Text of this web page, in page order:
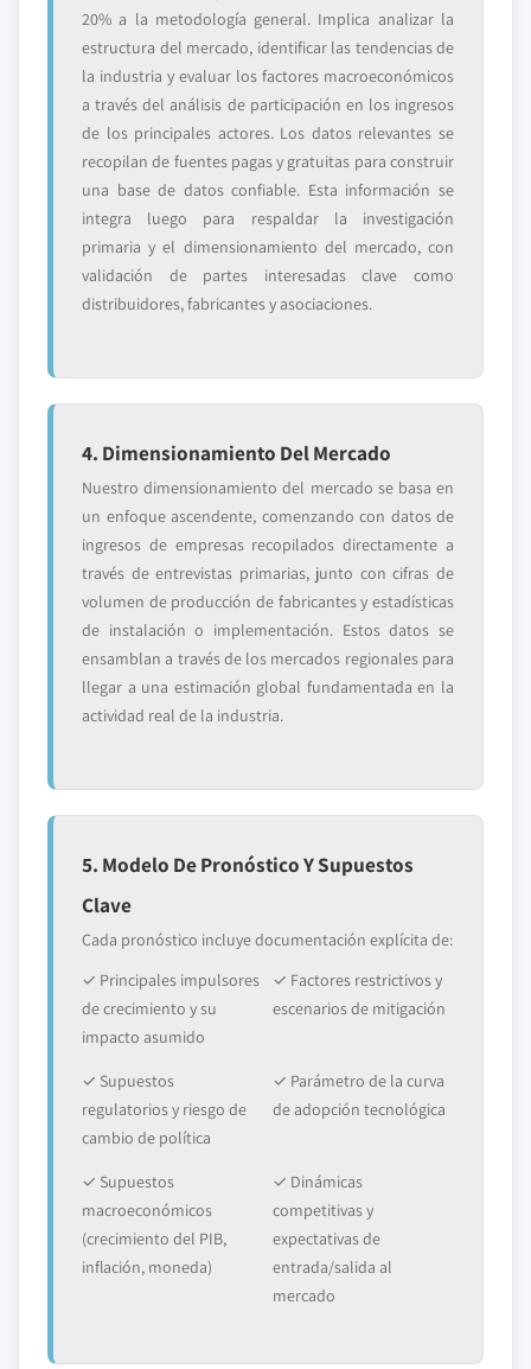
20% a la metodología general. Implica analizar la
estructura del mercado, identificar las tendencias de
la industria y evaluar los factores macroeconómicos
a través del análisis de participación en los ingresos
de los principales actores. Los datos relevantes se
recopilan de fuentes pagas y gratuitas para construir
una base de datos confiable. Esta información se
integra luego para respaldar la investigación
primaria y el dimensionamiento del mercado, con
validación de partes interesadas clave como
distribuidores, fabricantes y asociaciones.
4. Dimensionamiento Del Mercado
Nuestro dimensionamiento del mercado se basa en
un enfoque ascendente, comenzando con datos de
ingresos de empresas recopilados directamente a
través de entrevistas primarias, junto con cifras de
volumen de producción de fabricantes y estadísticas
de instalación o implementación. Estos datos se
ensamblan a través de los mercados regionales para
llegar a una estimación global fundamentada en la
actividad real de la industria.
5. Modelo De Pronóstico Y Supuestos
Clave
Cada pronóstico incluye documentación explícita de:
✓ Principales impulsores
de crecimiento y su
impacto asumido
✓ Factores restrictivos y
escenarios de mitigación
✓ Supuestos
regulatorios y riesgo de
cambio de política
✓ Parámetro de la curva
de adopción tecnológica
✓ Supuestos
macroeconómicos
(crecimiento del PIB,
inflación, moneda)
✓ Dinámicas
competitivas y
expectativas de
entrada/salida al
mercado